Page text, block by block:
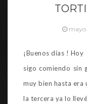
mayo
¡Buenos días !
sigo comiendo sin
muy bien hasta era
la tercera ya lo